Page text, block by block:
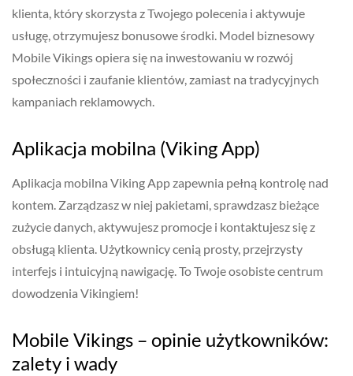
klienta, który skorzysta z Twojego polecenia i aktywuje
usługę, otrzymujesz bonusowe środki. Model biznesowy
Mobile Vikings opiera się na inwestowaniu w rozwój
społeczności i zaufanie klientów, zamiast na tradycyjnych
kampaniach reklamowych.
Aplikacja mobilna (Viking App)
Aplikacja mobilna Viking App zapewnia pełną kontrolę nad
kontem. Zarządzasz w niej pakietami, sprawdzasz bieżące
zużycie danych, aktywujesz promocje i kontaktujesz się z
obsługą klienta. Użytkownicy cenią prosty, przejrzysty
interfejs i intuicyjną nawigację. To Twoje osobiste centrum
dowodzenia Vikingiem!
Mobile Vikings – opinie użytkowników:
zalety i wady